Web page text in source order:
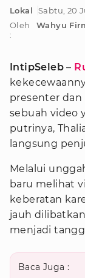
Lokal
Sabtu, 20
Oleh
:
Wahyu
IntipSeleb –
presenter
sebuah video
putrinya,
langsung
Melalui
baru melihat
keberatan
jauh
menjadi
Baca Juga :